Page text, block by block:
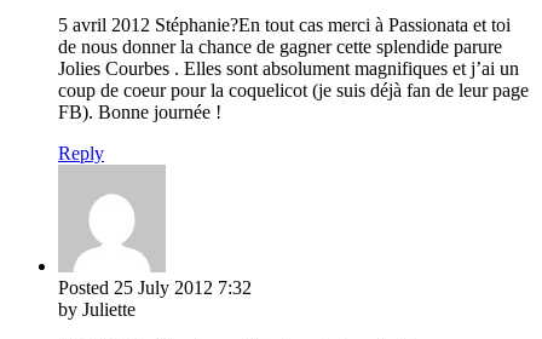
5 avril 2012 Stéphanie?En tout cas merci à Passionata et toi
de nous donner la chance de gagner cette splendide parure
Jolies Courbes . Elles sont absolument magnifiques et j’ai un
coup de coeur pour la coquelicot (je suis déjà fan de leur page
FB). Bonne journée !
Reply
Posted 25 July 2012 7:32
by Juliette